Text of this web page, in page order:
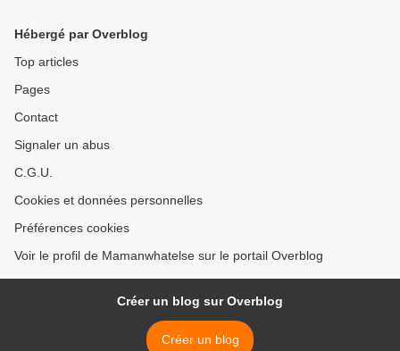
Hébergé par Overblog
Top articles
Pages
Contact
Signaler un abus
C.G.U.
Cookies et données personnelles
Préférences cookies
Voir le profil de Mamanwhatelse sur le portail Overblog
Créer un blog sur Overblog
Créer un blog